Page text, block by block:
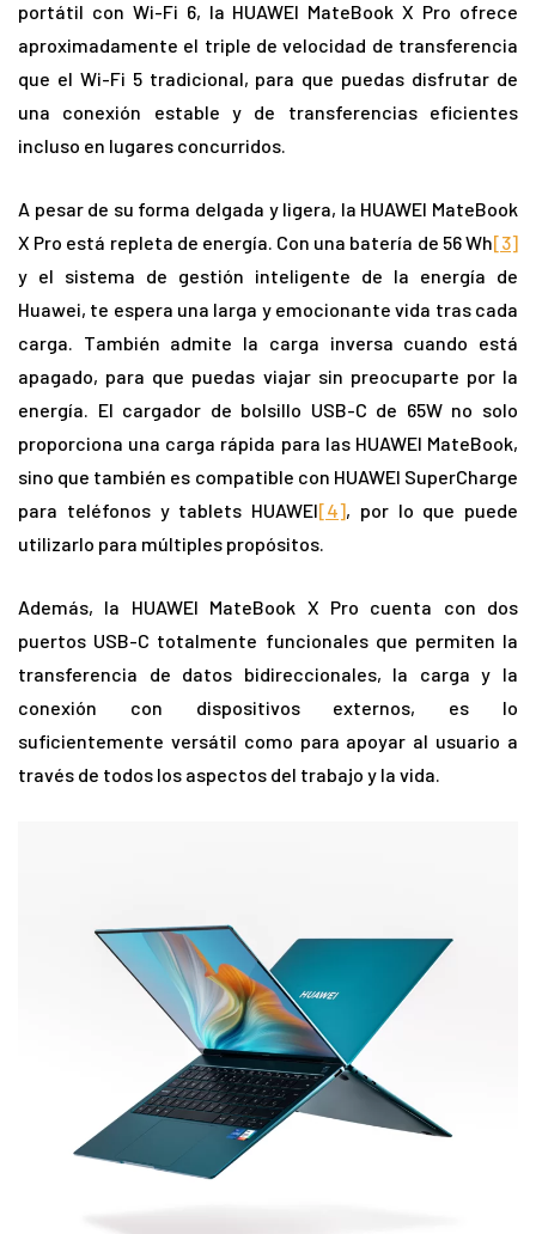
portátil con Wi-Fi 6, la HUAWEI MateBook X Pro ofrece
aproximadamente el triple de velocidad de transferencia
que el Wi-Fi 5 tradicional, para que puedas disfrutar de
una conexión estable y de transferencias eficientes
incluso en lugares concurridos.
A pesar de su forma delgada y ligera, la HUAWEI MateBook
X Pro está repleta de energía. Con una batería de 56 Wh[3]
y el sistema de gestión inteligente de la energía de
Huawei, te espera una larga y emocionante vida tras cada
carga. También admite la carga inversa cuando está
apagado, para que puedas viajar sin preocuparte por la
energía. El cargador de bolsillo USB-C de 65W no solo
proporciona una carga rápida para las HUAWEI MateBook,
sino que también es compatible con HUAWEI SuperCharge
para teléfonos y tablets HUAWEI[4], por lo que puede
utilizarlo para múltiples propósitos.
Además, la HUAWEI MateBook X Pro cuenta con dos
puertos USB-C totalmente funcionales que permiten la
transferencia de datos bidireccionales, la carga y la
conexión con dispositivos externos, es lo
suficientemente versátil como para apoyar al usuario a
través de todos los aspectos del trabajo y la vida.